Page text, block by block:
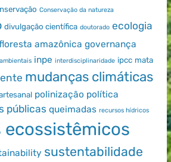
Conservação da natureza
divulgação científica doutorado ecologia
amazônica governança
inpe interdisciplinaridade ipcc mata
mudanças climáticas
polinização política
públicas queimadas recursos hídricos
ecossistêmicos
sustentabilidade